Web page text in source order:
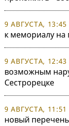
9 АВГУСТА, 13:45
к мемориалу
9 АВГУСТА, 12:43
возможным
Сестрорецке
9 АВГУСТА, 11:51
новый